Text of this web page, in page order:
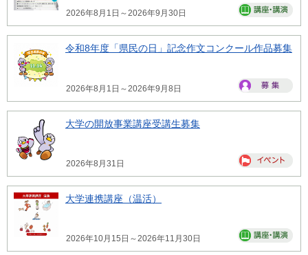
2026年8月1日～2026年9月30日
令和8年度「県民の日」記念作文コンクール作品募集
2026年8月1日～2026年9月8日
大学の開放事業講座受講生募集
2026年8月31日
大学連携講座（温活）
2026年10月15日～2026年11月30日